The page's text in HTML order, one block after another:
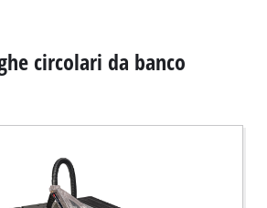
circolari da banco